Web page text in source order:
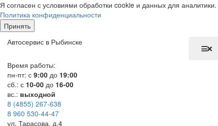
Я согласен с условиями обработки cookie и данных для аналитики.
Политика конфиденциальности
Принять
Автосервис в Рыбинске
Время работы:
пн-пт: с 9:00 до 19:00
сб.: с 10-00 до 16-00
вс.: выходной
8 (4855) 267-638
8 960 530-44-47
ул. Тарасова, д.4